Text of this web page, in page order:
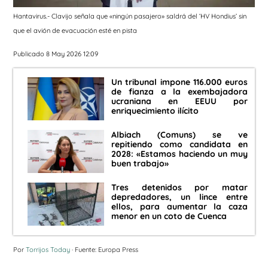
Hantavirus.- Clavijo señala que «ningún pasajero» saldrá del ‘HV Hondius’ sin
que el avión de evacuación esté en pista
Publicado 8 May 2026 12:09
Un tribunal impone 116.000 euros
de fianza a la exembajadora
ucraniana en EEUU por
enriquecimiento ilícito
Albiach (Comuns) se ve
repitiendo como candidata en
2028: «Estamos haciendo un muy
buen trabajo»
Tres detenidos por matar
depredadores, un lince entre
ellos, para aumentar la caza
menor en un coto de Cuenca
Por Torrijos Today · Fuente: Europa Press